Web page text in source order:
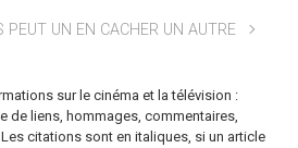
PEUT UN EN CACHER UN AUTRE
sur le cinéma et la télévision :
de liens, hommages, commentaires,
citations sont en italiques, si un article